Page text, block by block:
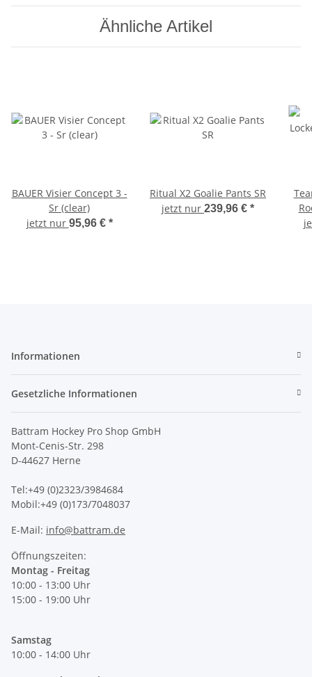
Ähnliche Artikel
BAUER Visier Concept 3 -
Sr (clear)
jetzt nur 95,96 € *
Ritual X2 Goalie Pants SR
jetzt nur 239,96 € *
Informationen
Gesetzliche Informationen
Battram Hockey Pro Shop GmbH
Mont-Cenis-Str. 298
D-44627 Herne
Tel:+49 (0)2323/3984684
Mobil:+49 (0)173/7048037
E-Mail: info@battram.de
Öffnungszeiten:
Montag - Freitag
10:00 - 13:00 Uhr
15:00 - 19:00 Uhr
Samstag
10:00 - 14:00 Uhr